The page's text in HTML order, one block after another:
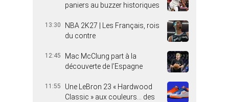
paniers au buzzer historiques
13:30
NBA 2K27 | Les Français, rois
du contre
12:45
Mac McClung part à la
découverte de l’Espagne
11:55
Une LeBron 23 « Hardwood
Classic » aux couleurs… des